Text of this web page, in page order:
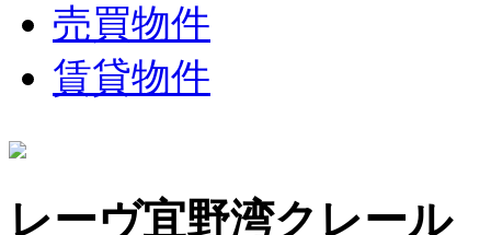
売買物件
賃貸物件
レーヴ宜野湾クレール